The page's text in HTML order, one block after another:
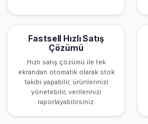
Fastsell Hızlı Satış
Çözümü
Hızlı satış çözümü ile tek
ekrandan otomatik olarak stok
takibi yapabilir, ürünlerinizi
yönetebilir, verilerinizi
raporlayabilirsiniz.